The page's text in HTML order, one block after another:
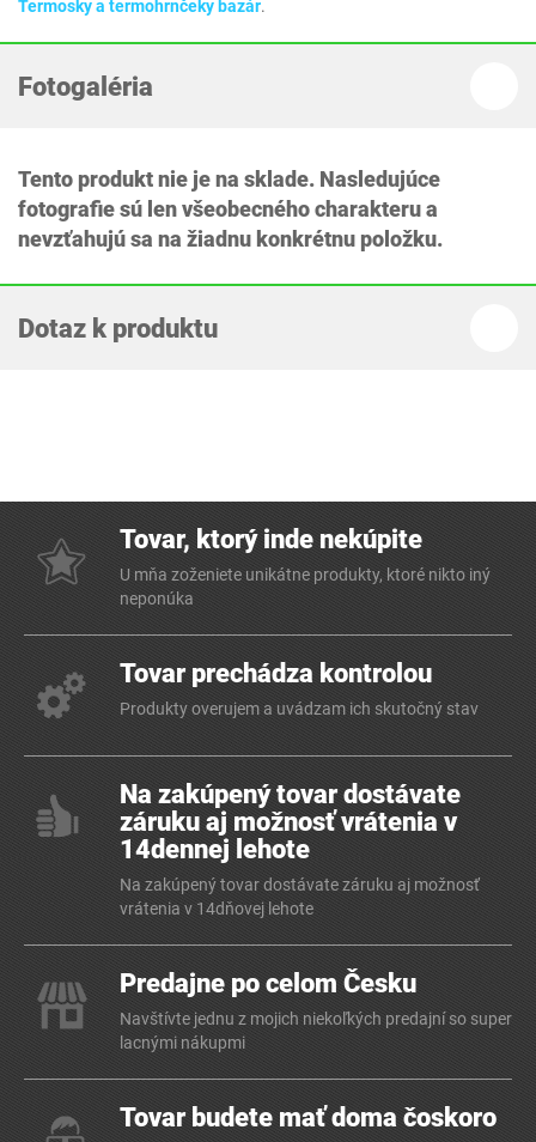
Termosky a termohrnčeky bazár.
Fotogaléria
Tento produkt nie je na sklade. Nasledujúce
fotografie sú len všeobecného charakteru a
nevzťahujú sa na žiadnu konkrétnu položku.
Dotaz k produktu
Tovar, ktorý inde nekúpite
U mňa zoženiete unikátne produkty, ktoré nikto iný
neponúka
Tovar prechádza kontrolou
Produkty overujem a uvádzam ich skutočný stav
Na zakúpený tovar dostávate
záruku aj možnosť vrátenia v
14dennej lehote
Na zakúpený tovar dostávate záruku aj možnosť
vrátenia v 14dňovej lehote
Predajne po celom Česku
Navštívte jednu z mojich niekoľkých predajní so super
lacnými nákupmi
Tovar budete mať doma čoskoro